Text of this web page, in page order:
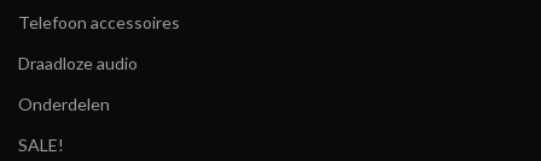
Telefoon accessoires
Draadloze audio
Onderdelen
SALE!